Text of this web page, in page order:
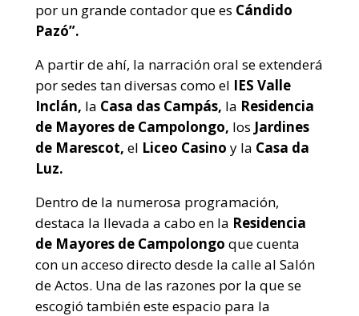
por un grande contador que es Cándido
Pazó”.
A partir de ahí, la narración oral se extenderá
por sedes tan diversas como el IES Valle
Inclán, la Casa das Campás, la Residencia
de Mayores de Campolongo, los Jardines
de Marescot, el Liceo Casino y la Casa da
Luz.
Dentro de la numerosa programación,
destaca la llevada a cabo en la Residencia
de Mayores de Campolongo que cuenta
con un acceso directo desde la calle al Salón
de Actos. Una de las razones por la que se
escogió también este espacio para la